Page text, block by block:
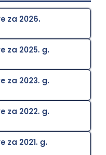
za 2026.
za 2025. g.
za 2023. g.
za 2022. g.
za 2021. g.